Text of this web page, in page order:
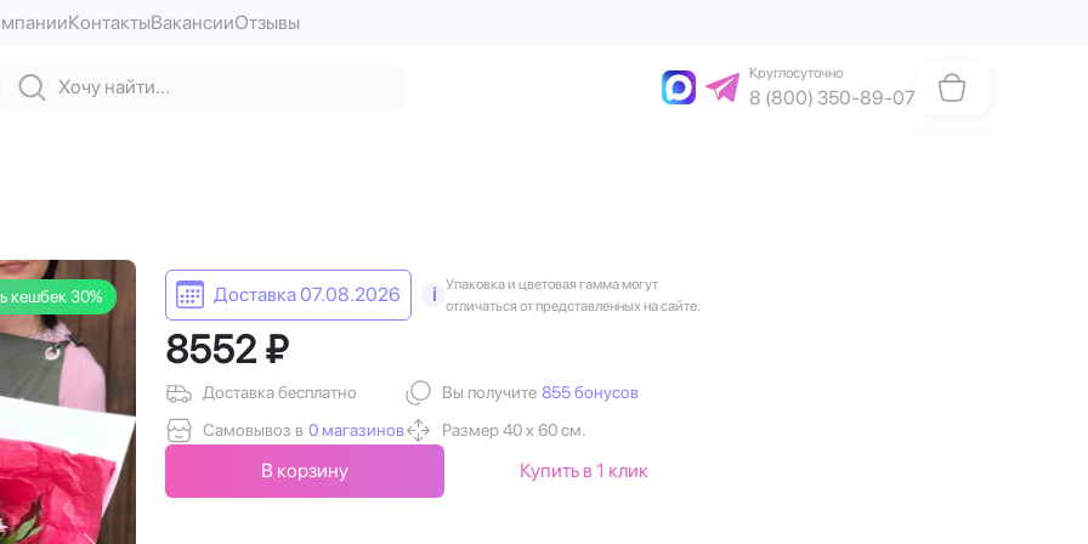
КонтактыВакансииОтзывы
Круглосуточно
8 (800) 350-89-07
кешбек 30% Доставка 07.08.2026 i
Упаковка и цветовая гамма могут
отличаться от представленных на сайте.
8552 ₽
Доставка бесплатно
Самовывоз в 0 магазинов
Вы получите 855 бонусов
Размер 40 х 60 см.
В корзину Купить в 1 клик